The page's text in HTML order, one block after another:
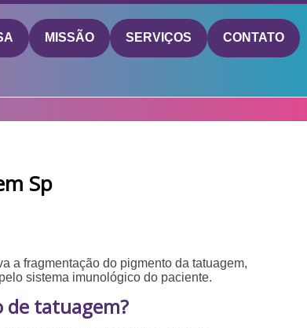
MISSÃO SERVIÇOS CONTATO
Sp
a fragmentação do pigmento da tatuagem,
sistema imunológico do paciente.
de tatuagem?